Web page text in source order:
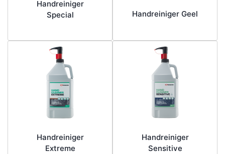
Handreiniger
Special
Handreiniger Geel
Handreiniger
Extreme
Handreiniger
Sensitive